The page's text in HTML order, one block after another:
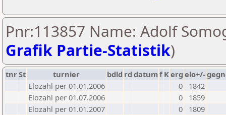
Pnr:113857 Name: Adolf
Grafik Partie-Statistik)
tnrSt turnier bdld rd datumf Kerg elo+/-
Elozahl per 01.01.2006
0
1842
Elozahl per 01.07.2006
0
1859
Elozahl per 01.01.2007
0
1809